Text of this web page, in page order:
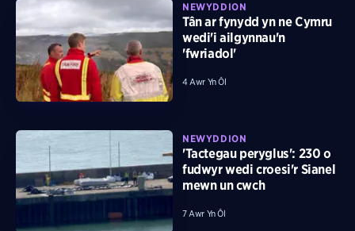
NEWYDDION
Tân ar fynydd yn ne Cymru
wedi'i ailgynnau'n
'fwriadol'
4 Awr Yn Ôl
NEWYDDION
'Tactegau peryglus': 230 o
fudwyr wedi croesi'r Sianel
mewn un cwch
7 Awr Yn Ôl